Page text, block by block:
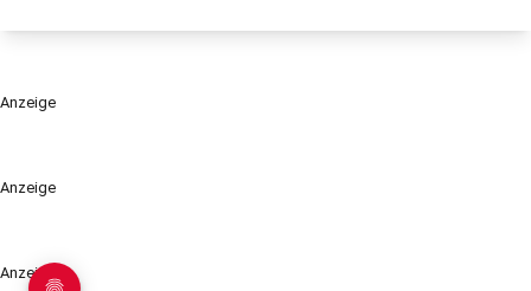
Anzeige
Anzeige
Anzeige